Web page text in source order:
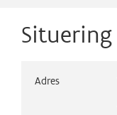
Situering
Adres